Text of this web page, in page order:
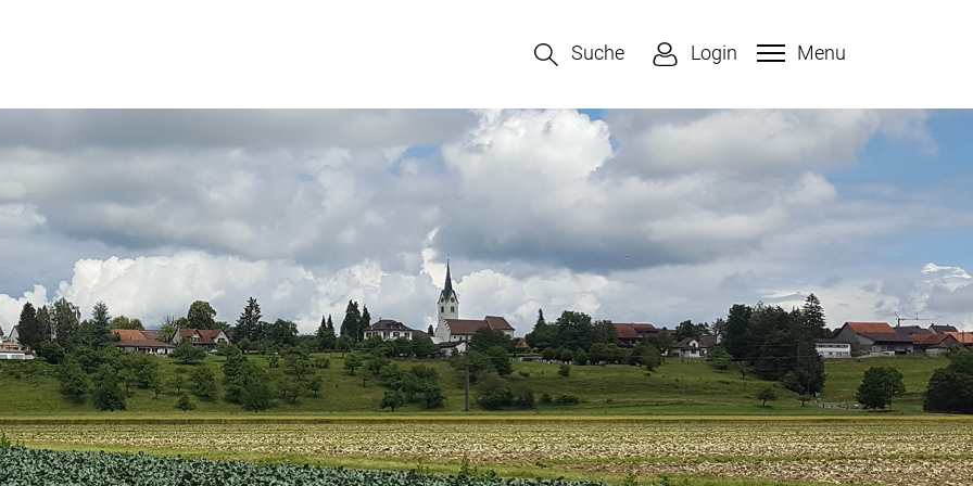
Suche Login Menu